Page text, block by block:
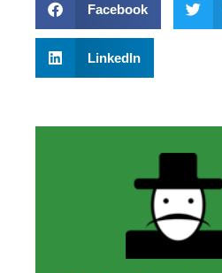
Facebook
LinkedIn